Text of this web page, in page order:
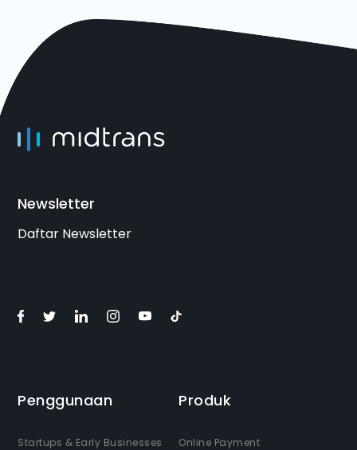
Newsletter
Daftar Newsletter
Penggunaan
Startups & Early Businesses
Produk
Online Payment